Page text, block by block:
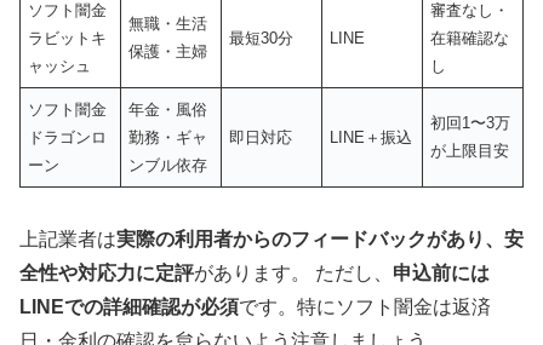
ソフト闇金
ラビットキ
ャッシュ
無職・生活
保護・主婦
最短30分 LINE
審査なし・
在籍確認な
し
ソフト闇金
ドラゴンロ
ーン
年金・風俗
勤務・ギャ
ンブル依存
即日対応 LINE＋振込
初回1〜3万
が上限目安
上記業者は実際の利用者からのフィードバックがあり、安
全性や対応力に定評があります。 ただし、 申込前には
LINEでの詳細確認が必須です。特にソフト闇金は返済
日・金利の確認を怠らないよう注意しましょう。